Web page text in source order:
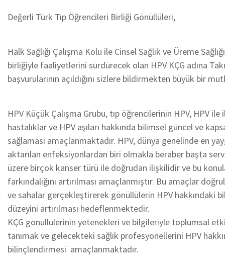
Değerli Türk Tıp Öğrencileri Birliği Gönüllüleri,
Halk Sağlığı Çalışma Kolu ile Cinsel Sağlık ve Üreme
birliğiyle faaliyetlerini sürdürecek olan HPV KÇG adına
başvurularının açıldığını sizlere bildirmekten büyük bir
HPV Küçük Çalışma Grubu, tıp öğrencilerinin HPV, HPV
hastalıklar ve HPV aşıları hakkında bilimsel güncel ve
sağlaması amaçlanmaktadır. HPV, dünya genelinde en
aktarılan enfeksiyonlardan biri olmakla beraber başta
üzere birçok kanser türü ile doğrudan ilişkilidir ve bu
farkındalığını artırılması amaçlanmıştır. Bu amaçlar
ve sahalar gerçekleştirerek gönüllülerin HPV hakkındaki
düzeyini artırılması hedeflenmektedir.
KÇG gönüllülerinin yetenekleri ve bilgileriyle toplumsal
tanımak ve gelecekteki sağlık profesyonellerini HPV
bilinçlendirmesi amaçlanmaktadır.